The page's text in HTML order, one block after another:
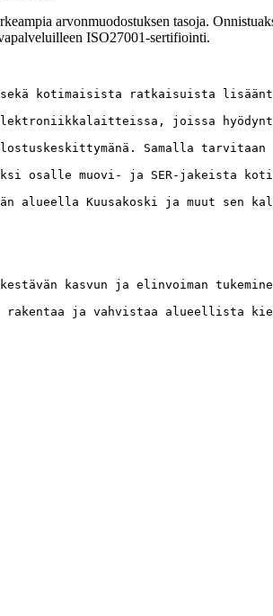
arvonmuodostuksen tasoja.
ISO27001-sertifiointi.
kotimaisista ratkaisuista
joissa
Samalla
osalle muovi- ja SER-jakeista
alueella Kuusakoski ja muut
kasvun ja elinvoiman
on rakentaa ja vahvistaa